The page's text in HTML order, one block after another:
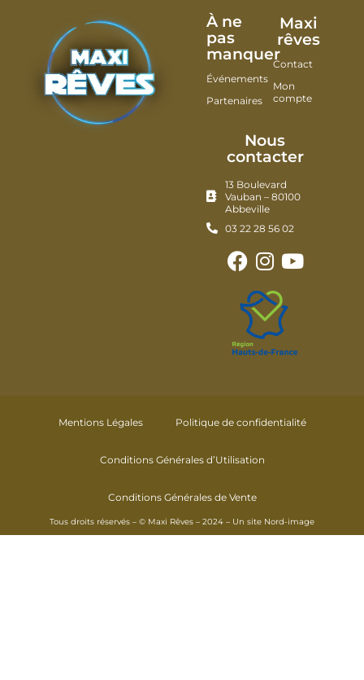
À ne
pas
manquer
Événements
Partenaires
Maxi
rêves
Contact
Mon
compte
Nous
contacter
13 Boulevard
Vauban – 80100
Abbeville
03 22 28 56 02
Mentions Légales Politique de confidentialité
Conditions Générales d’Utilisation
Conditions Générales de Vente
Tous droits réservés – © Maxi Rêves – 2024 – Un site Nord-image